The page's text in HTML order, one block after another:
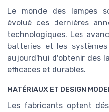
Le monde des lampes
évolué ces dernières
technologiques. Les
batteries et les
aujourd'hui d'obtenir des
efficaces et durables.
MATÉRIAUX ET DESIGN
Les fabricants optent